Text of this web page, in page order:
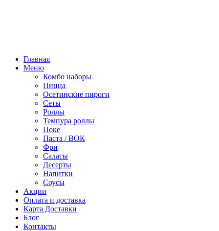
Главная
Меню
Комбо наборы
Пицца
Осетинские пироги
Сеты
Роллы
Темпура роллы
Поке
Паста / ВОК
Фри
Салаты
Десерты
Напитки
Соусы
Акции
Оплата и доставка
Карта Доставки
Блог
Контакты